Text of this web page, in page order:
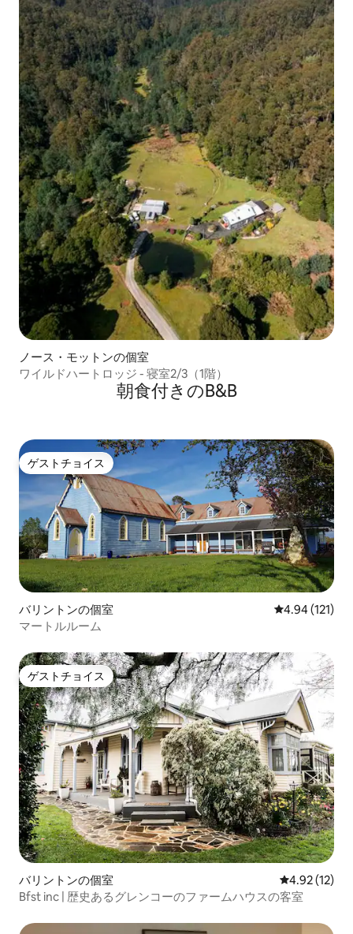
ノース・モットンの個室
ワイルドハートロッジ - 寝室2/3（1階）
朝食付きのB&B
ゲストチョイス
ゲストチョイス
バリントンの個室 レビュー121
4.94 (121)
マートルルーム
ゲストチョイス
ゲストチョイス
バリントンの個室 レビュー12
4.92 (12)
Bfst inc | 歴史あるグレンコーのファームハウスの客室